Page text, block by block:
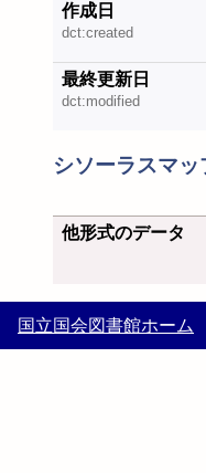
作成日
dct:created
最終更新日
dct:modified
シソーラスマッ
他形式のデータ
国立国会図書館ホーム